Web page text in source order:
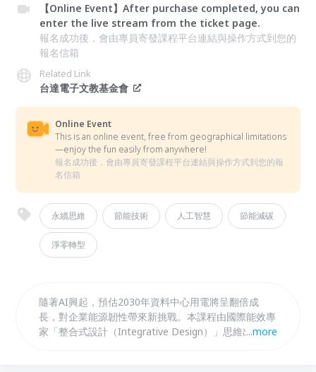
【Online Event】After purchase completed, you can
enter the live stream from the ticket page.
報名成功後，會由專員寄發課程平台連結與操作方式到您的
報名信箱
Related Link
台達電子文教基金會
Online Event
This is an online event, free from geographical limitations
—enjoy the fun easily from anywhere!
報名成功後，會由專員寄發課程平台連結與操作方式到您的報
名信箱
永續思維 節能技術 人工智慧 節能減碳
淨零轉型
隨著AI興起，預估2030年資料中心用電將呈翻倍成
長，對企業能源韌性帶來新挑戰。本課程由國際能效專
家「整合式設計（Integrative Design）」思維出發，
...more